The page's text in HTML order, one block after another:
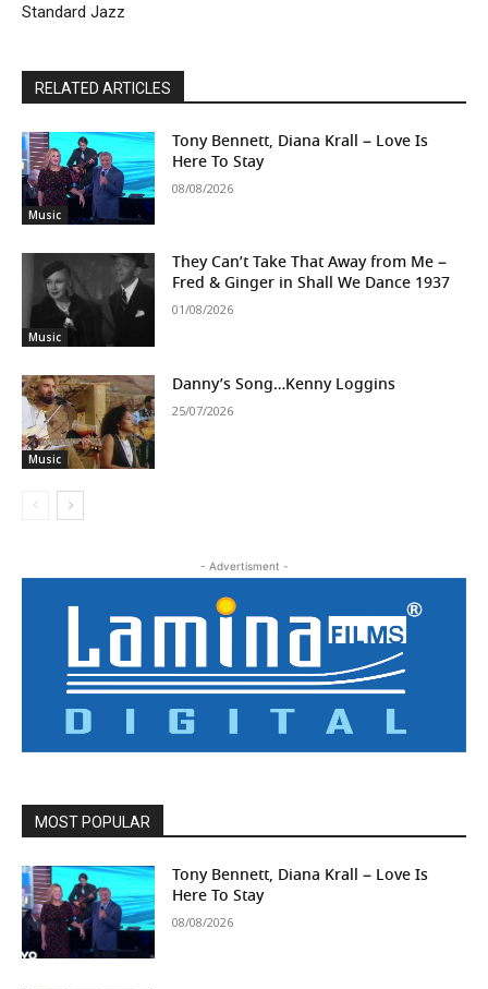
Standard Jazz
RELATED ARTICLES
Music
Tony Bennett, Diana Krall – Love Is
Here To Stay
08/08/2026
Music
They Can’t Take That Away from Me –
Fred & Ginger in Shall We Dance 1937
01/08/2026
Music
Danny’s Song…Kenny Loggins
25/07/2026
- Advertisment -
MOST POPULAR
Tony Bennett, Diana Krall – Love Is
Here To Stay
08/08/2026